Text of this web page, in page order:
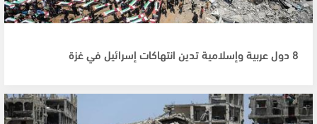
8 دول عربية وإسلامية تدين انتهاكات إسرائيل في غزة